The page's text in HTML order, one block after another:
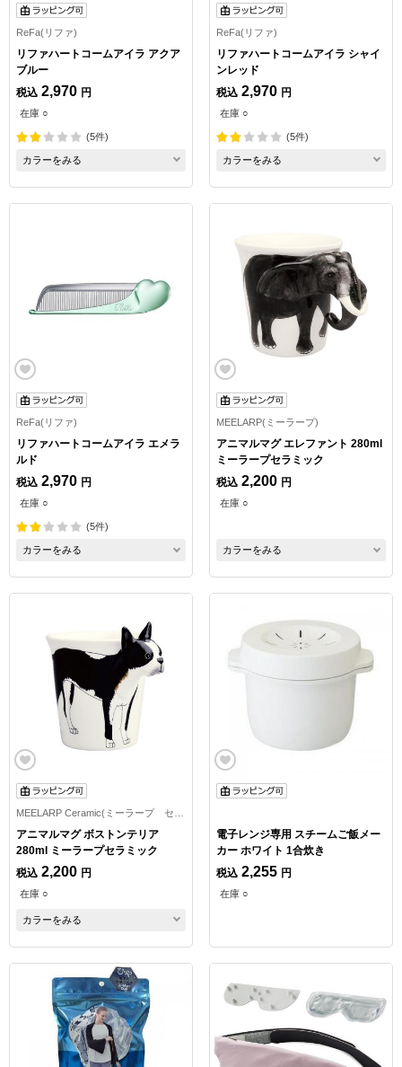
ReFa(リファ)
リファハートコームアイラ アクア
ブルー
税込 2,970 円
在庫 ○
(5件)
カラーをみる
ReFa(リファ)
リファハートコームアイラ シャイ
ンレッド
税込 2,970 円
在庫 ○
(5件)
カラーをみる
ReFa(リファ)
リファハートコームアイラ エメラ
ルド
税込 2,970 円
在庫 ○
(5件)
カラーをみる
MEELARP(ミーラープ)
アニマルマグ エレファント 280ml
ミーラープセラミック
税込 2,200 円
在庫 ○
カラーをみる
アニマルマグ ボストンテリア
280ml ミーラープセラミック
税込 2,200 円
在庫 ○
カラーをみる
電子レンジ専用 スチームご飯メー
カー ホワイト 1合炊き
税込 2,255 円
在庫 ○